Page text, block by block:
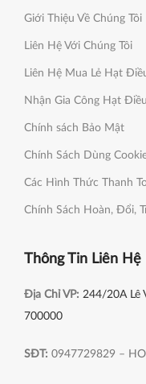
Giới Thiệu Về Chúng Tôi
Liên Hệ Với Chúng Tôi
Liên Hệ Mua Lẻ Hạt
Nhận Gia Công Hạt Điều
Chính sách Bảo Mật
Chính Sách Dùng
Các Hình Thức Thanh
Chính Sách Hoàn, Đổi,
Thông Tin Liên
Địa Chỉ VP: 244/20A Lê
700000
SĐT: 0947729829 –